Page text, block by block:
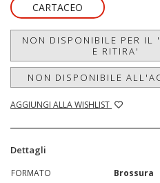
CARTACEO
NON DISPONIBILE PER IL
E RITIRA'
NON DISPONIBILE
AGGIUNGI ALLA WISHLIST
Dettagli
FORMATO
Brossura